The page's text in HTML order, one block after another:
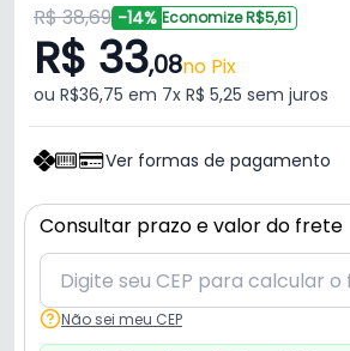
R$ 38,69 -14% Economize R$5,61
R$ 33,08no Pix
ou R$36,75 em 7x R$ 5,25 sem juros
Ver formas de pagamento
Consultar prazo e valor do frete
Não sei meu CEP